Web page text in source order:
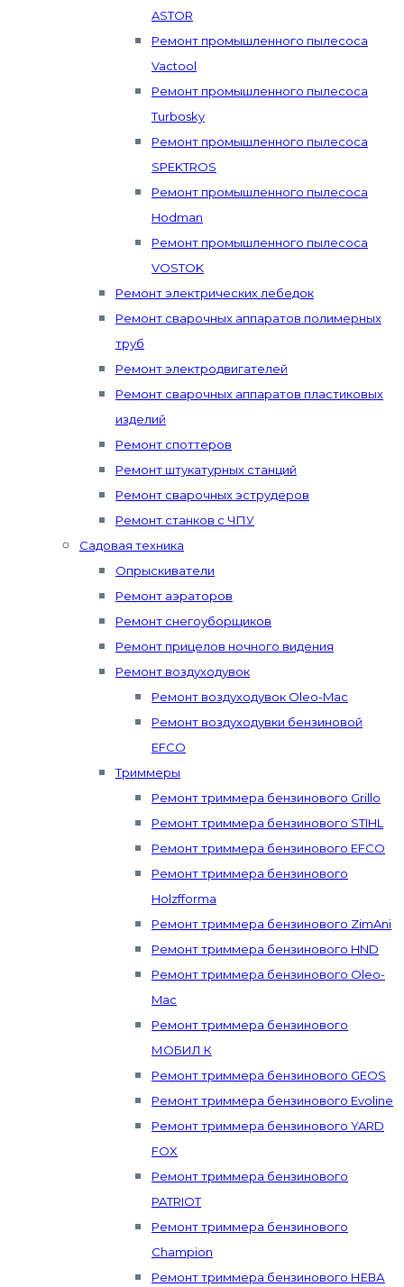
ASTOR
Ремонт промышленного пылесоса
Vactool
Ремонт промышленного пылесоса
Turbosky
Ремонт промышленного пылесоса
SPEKTROS
Ремонт промышленного пылесоса
Hodman
Ремонт промышленного пылесоса
VOSTOK
Ремонт электрических лебедок
Ремонт сварочных аппаратов полимерных
труб
Ремонт электродвигателей
Ремонт сварочных аппаратов пластиковых
изделий
Ремонт споттеров
Ремонт штукатурных станций
Ремонт сварочных эструдеров
Ремонт станков с ЧПУ
Садовая техника
Опрыскиватели
Ремонт аэраторов
Ремонт снегоуборщиков
Ремонт прицелов ночного видения
Ремонт воздуходувок
Ремонт воздуходувок Oleo-Mac
Ремонт воздуходувки бензиновой
EFCO
Триммеры
Ремонт триммера бензинового Grillo
Ремонт триммера бензинового STIHL
Ремонт триммера бензинового EFCO
Ремонт триммера бензинового
Holzfforma
Ремонт триммера бензинового ZimAni
Ремонт триммера бензинового HND
Ремонт триммера бензинового Oleo-
Mac
Ремонт триммера бензинового
МОБИЛ К
Ремонт триммера бензинового GEOS
Ремонт триммера бензинового Evoline
Ремонт триммера бензинового YARD
FOX
Ремонт триммера бензинового
PATRIOT
Ремонт триммера бензинового
Champion
Ремонт триммера бензинового НЕВА